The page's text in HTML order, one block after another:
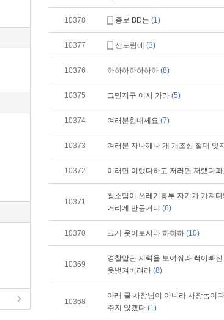
10378 종로 BD는 (1)
10377 신도림에 (3)
10376 하하하하하하하 (8)
10375 그만지구 어서 가라 (5)
10374 여러분힘내세요 (7)
10373 여러분 자나깨나 개 개조심 절대 잊
10372 이러면 이랬다하고 저러면 저랬다
10371
청소팀이 쓰레기봉투 자기가 가져
거리게 만들거냐 (6)
10370 크게 웃어보시다 하하하 (10)
10369
경찰말단 저력을 보여줘라 썩어빠
옷벗겨버려라 (8)
10368
아래 글 사장님이 아니라 사장놈이
주지 않겠다 (1)